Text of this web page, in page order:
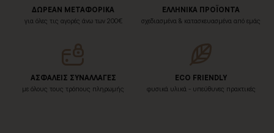
ΔΩΡΕΑΝ ΜΕΤΑΦΟΡΙΚΑ
για όλες τις αγορές άνω των 200€
ΕΛΛΗΝΙΚΑ ΠΡΟΪΟΝΤΑ
σχεδιασμένα & κατασκευασμένα από εμάς
ΑΣΦΑΛΕΙΣ ΣΥΝΑΛΛΑΓΕΣ
με όλους τους τρόπους πληρωμής
ECO FRIENDLY
φυσικά υλικά - υπεύθυνες πρακτικές